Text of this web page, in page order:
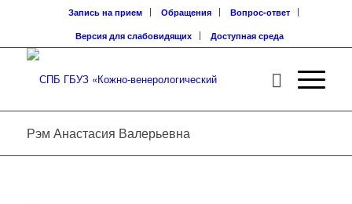
Запись на прием Обращения
Вопрос-ответ
Версия для слабовидящих
Доступная среда
Рэм Анастасия Валерьевна